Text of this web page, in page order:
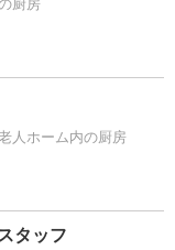
厨房
人ホーム内の厨房
タッフ